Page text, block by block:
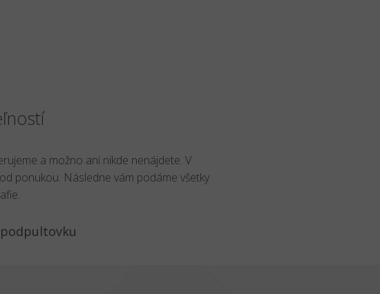
a možno ani nikde nenájdete. V
ponukou. Následne vám podáme všetky